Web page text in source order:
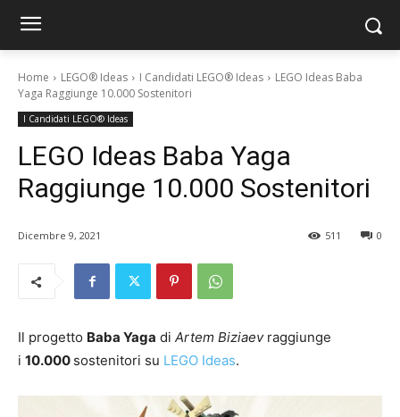
Home LEGO® Ideas I Candidati LEGO® Ideas
LEGO Ideas Baba
Yaga Raggiunge 10.000 Sostenitori
I Candidati LEGO® Ideas
LEGO Ideas Baba Yaga
Raggiunge 10.000 Sostenitori
Dicembre 9, 2021 0
511
Il progetto Baba Yaga di Artem Biziaevraggiunge
i 10.000 sostenitori su LEGO Ideas.